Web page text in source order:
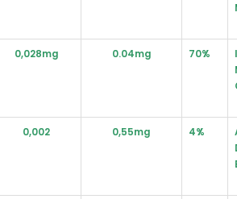
0,028mg 0.04mg 70%
0,002 0,55mg 4%